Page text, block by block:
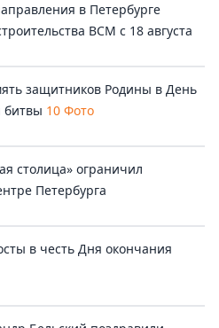
в Петербурге
ВСМ с 18 августа
защитников Родины в День
битвы 10 Фото
столица» ограничил
Петербурга
в честь Дня окончания